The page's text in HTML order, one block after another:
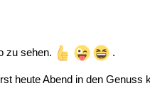
zu sehen. .
heute Abend in den Genuss